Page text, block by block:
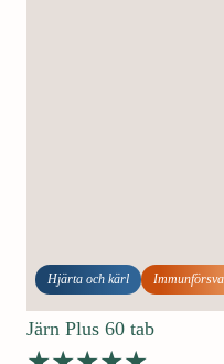
Hjärta och kärl
Järn Plus 60 tab